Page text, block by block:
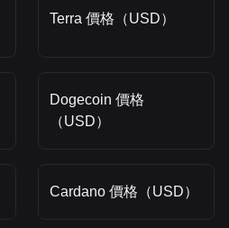
Terra 價格（USD）
Dogecoin 價格
（USD）
Cardano 價格（USD）